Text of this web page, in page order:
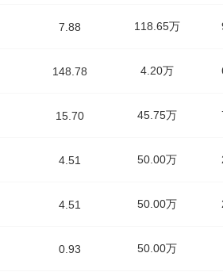
7.88 118.65万
148.78 4.20万
15.70 45.75万
4.51 50.00万
4.51 50.00万
0.93 50.00万